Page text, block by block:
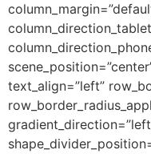
text_align=”left”